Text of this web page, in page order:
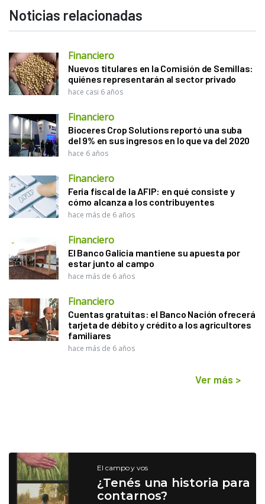
Noticias relacionadas
Financiero
Nuevos titulares en la Comisión de Semillas:
quiénes representarán al sector privado
hace casi 6 años
Financiero
Bioceres Crop Solutions reportó una suba
del 9% en sus ingresos en lo que va del 2020
hace 6 años
Financiero
Feria fiscal de la AFIP: en qué consiste y
cómo alcanza a los contribuyentes
hace más de 6 años
Financiero
El Banco Galicia mantiene su apuesta por
estar junto al campo
hace más de 6 años
Financiero
Cuentas gratuitas: el Banco Nación ofrecerá
tarjeta de débito y crédito a los agricultores
familiares
hace más de 6 años
Ver más >
El campo y vos
¿Tenés una historia para
contarnos?